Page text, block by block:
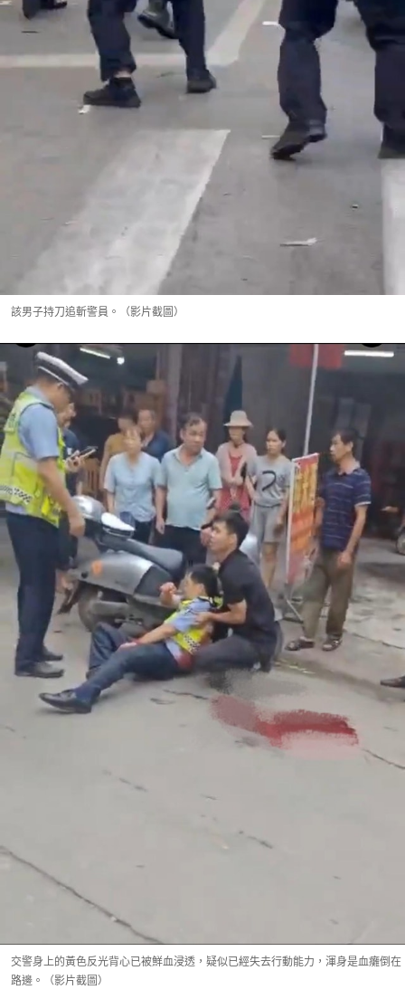
該男子持刀追斬警員。（影片截圖）
交警身上的黃色反光背心已被鮮血浸透，疑似已經失去行動能力，渾身是血癱倒在
路邊。（影片截圖）